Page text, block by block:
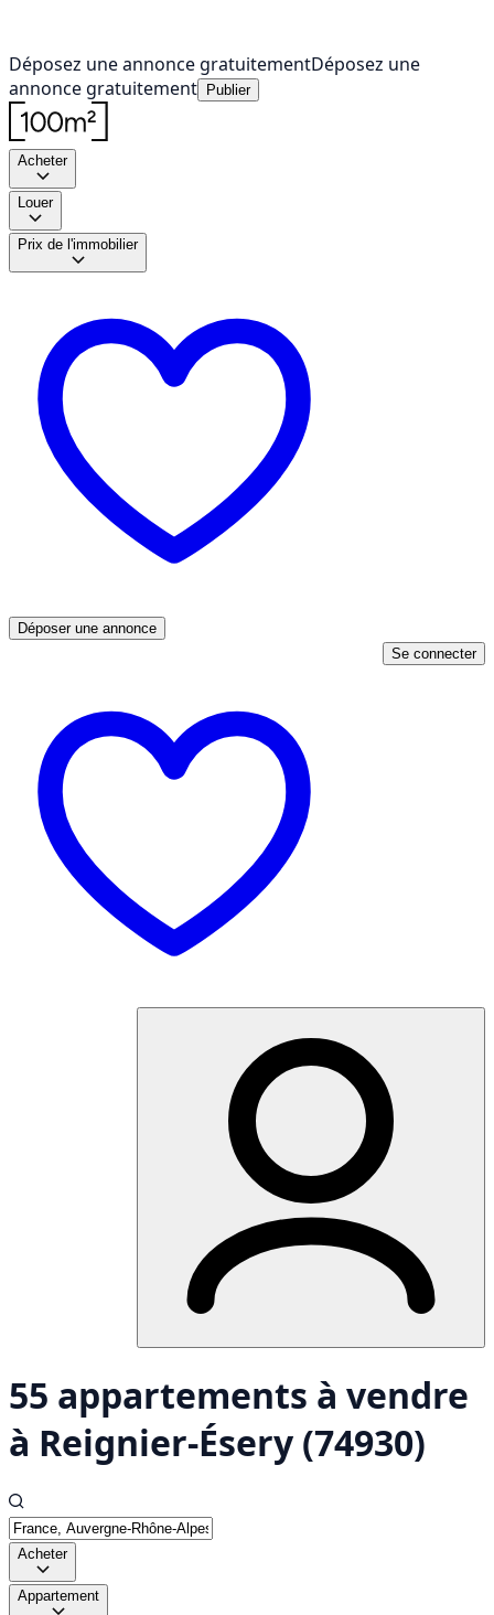
Déposez une annonce gratuitementDéposez une
annonce gratuitement
Publier
Acheter
Louer
Prix de l'immobilier
Déposer une annonce
Se connecter
55 appartements à vendre
à Reignier-Ésery (74930)
Acheter
Appartement